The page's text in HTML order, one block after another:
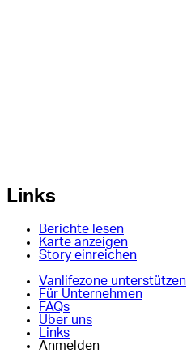
Links
Berichte lesen
Karte anzeigen
Story einreichen
Vanlifezone unterstützen
Für Unternehmen
FAQs
Über uns
Links
Anmelden